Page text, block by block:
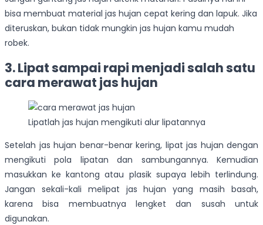
bisa membuat material jas hujan cepat kering dan lapuk. Jika
diteruskan, bukan tidak mungkin jas hujan kamu mudah
robek.
3. Lipat sampai rapi menjadi salah satu
cara merawat jas hujan
Lipatlah jas hujan mengikuti alur lipatannya
Setelah jas hujan benar-benar kering, lipat jas hujan dengan
mengikuti pola lipatan dan sambungannya. Kemudian
masukkan ke kantong atau plasik supaya lebih terlindung.
Jangan sekali-kali melipat jas hujan yang masih basah,
karena bisa membuatnya lengket dan susah untuk
digunakan.